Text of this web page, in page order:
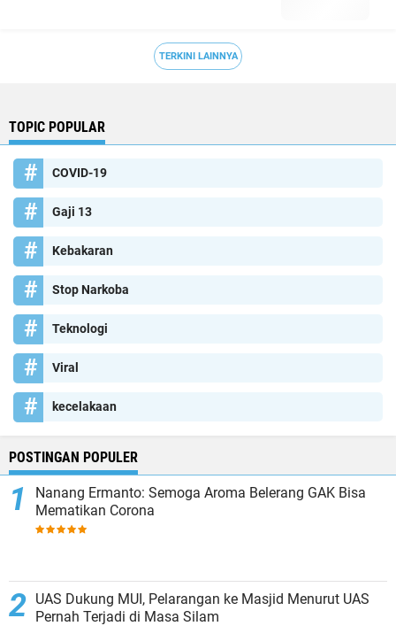
TERKINI LAINNYA
TOPIC POPULAR
COVID-19
Gaji 13
Kebakaran
Stop Narkoba
Teknologi
Viral
kecelakaan
POSTINGAN POPULER
Nanang Ermanto: Semoga Aroma Belerang GAK Bisa
Mematikan Corona
UAS Dukung MUI, Pelarangan ke Masjid Menurut UAS
Pernah Terjadi di Masa Silam